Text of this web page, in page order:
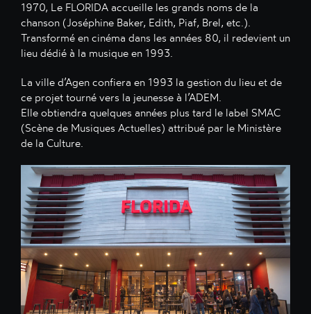
1970, Le FLORIDA accueille les grands noms de la
chanson (Joséphine Baker, Edith, Piaf, Brel, etc.).
Transformé en cinéma dans les années 80, il redevient un
lieu dédié à la musique en 1993.
La ville d’Agen confiera en 1993 la gestion du lieu et de
ce projet tourné vers la jeunesse à l’ADEM.
Elle obtiendra quelques années plus tard le label SMAC
(Scène de Musiques Actuelles) attribué par le Ministère
de la Culture.